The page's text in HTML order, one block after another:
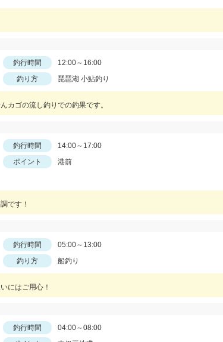
釣行時間
12:00～16:00
釣り方 琵琶湖 小鮎釣り
カゴの流し釣りでの釣果です。
釣行時間
14:00～17:00
ポイント
港前
です！
釣行時間
05:00～13:00
釣り方 船釣り
にはご用心！
釣行時間
04:00～08:00